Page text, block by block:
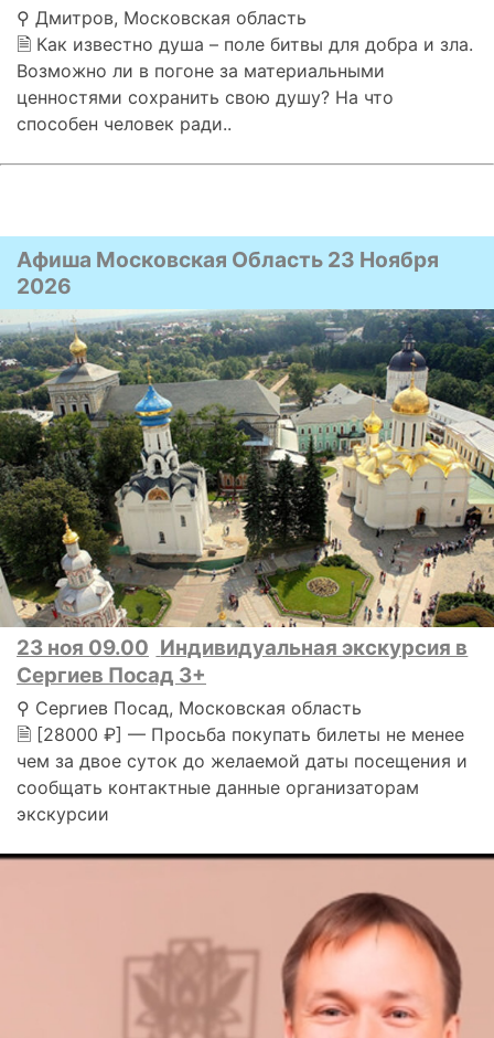
⚲ Дмитров, Московская область
🗎 Как известно душа – поле битвы для добра и зла.
Возможно ли в погоне за материальными
ценностями сохранить свою душу? На что
способен человек ради..
Афиша Московская Область 23 Ноября
2026
23 ноя 09.00 Индивидуальная экскурсия в
Сергиев Посад 3+
⚲ Сергиев Посад, Московская область
🗎 [28000 ₽] — Просьба покупать билеты не менее
чем за двое суток до желаемой даты посещения и
сообщать контактные данные организаторам
экскурсии